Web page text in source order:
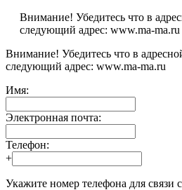
Внимание! Убедитесь что в
следующий адрес: www.ma-ma.ru
Внимание! Убедитесь что в
следующий адрес: www.ma-ma.ru
Имя:
Электронная почта:
Телефон:
+
Укажите номер телефона для связи